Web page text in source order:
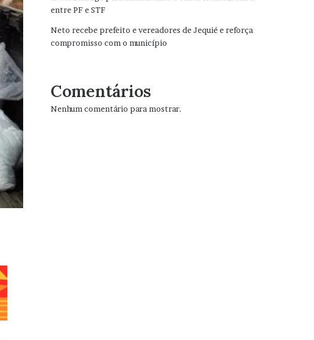
entre PF e STF
Neto recebe prefeito e vereadores de Jequié e reforça
compromisso com o município
Comentários
Nenhum comentário para mostrar.